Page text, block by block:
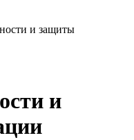
и защиты
и